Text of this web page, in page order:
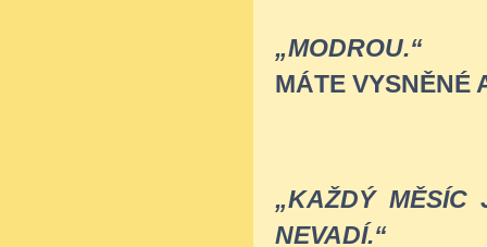
„MODROU.“
MÁTE VYSNĚNÉ
„KAŽDÝ MĚSÍC
NEVADÍ.“